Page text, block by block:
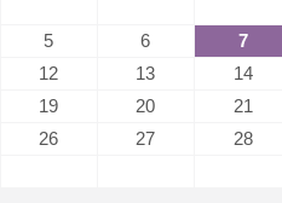
5 6
7
12 13
14
19 20
21
26 27
28